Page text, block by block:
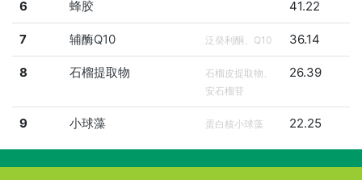
6 蜂胶 41.22
7 辅酶Q10 泛癸利酮、Q10 36.14
8 石榴提取物
石榴皮提取物、
安石榴苷
26.39
9 小球藻 蛋白核小球藻 22.25